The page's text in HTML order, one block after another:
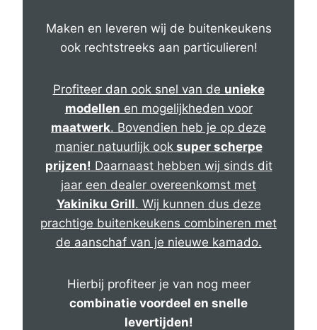
Maken en leveren wij de buitenkeukens
ook rechtstreeks aan particulieren!
Profiteer dan ook snel van de unieke
modellen en mogelijkheden voor
maatwerk. Bovendien heb je op deze
manier natuurlijk ooksuper scherpe
prijzen! Daarnaast hebben wij sinds dit
jaar een dealer overeenkomst met
Yakiniku Grill. Wij kunnen dus deze
prachtige buitenkeukens combineren met
de aanschaf van je nieuwe kamado.
Hierbij profiteer je van nog meer
combinatie voordeel en snelle
levertijden!